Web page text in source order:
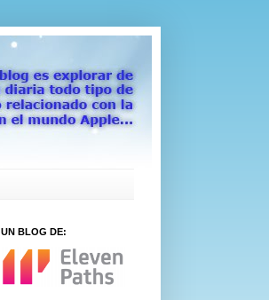
UN BLOG DE: